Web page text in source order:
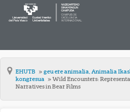
EHUTB
geu ere animalia, Animalia
kongresua
Wild Encounters:
Narratives in Bear Films